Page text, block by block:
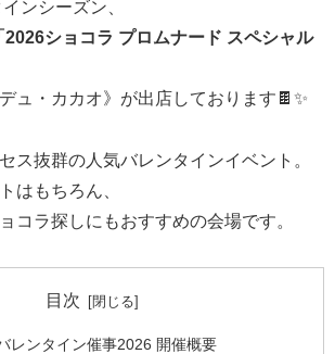
ンシーズン、
2026ショコラ プロムナード スペシャル
ュ・カカオ》が出店しております🍫✨
ス抜群の人気バレンタインイベント。
はもちろん、
コラ探しにもおすすめの会場です。
目次
レンタイン催事2026 開催概要